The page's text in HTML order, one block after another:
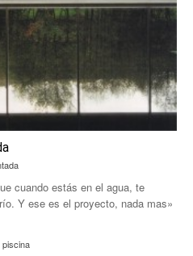
cuando estás en el agua, te
Y ese es el proyecto, nada mas»
piscina